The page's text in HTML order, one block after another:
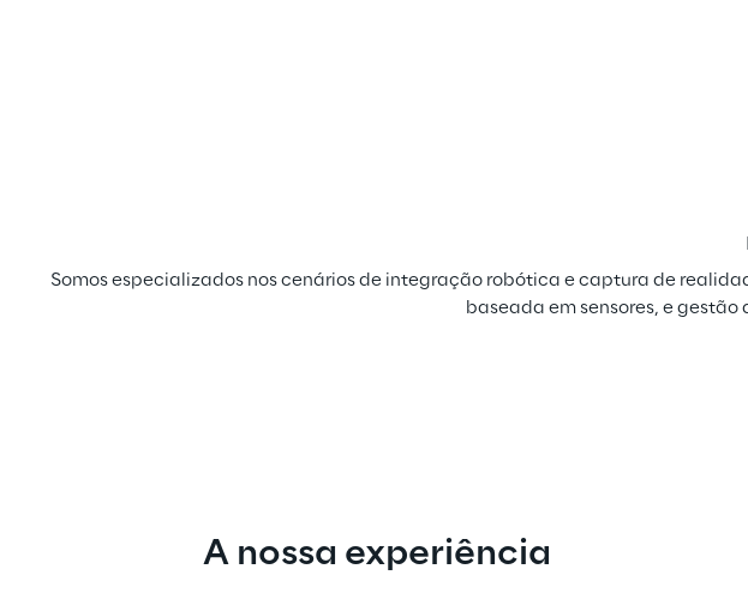
Somos especializados nos cenários de integração robótica e captura de
baseada em sensores, e gestão
A nossa experiência